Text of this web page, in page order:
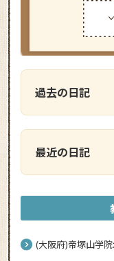
過去の日記
最近の日記
(大阪府)帝塚山学